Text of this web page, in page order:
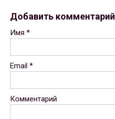
Добавить комментарий
Имя *
Email *
Комментарий